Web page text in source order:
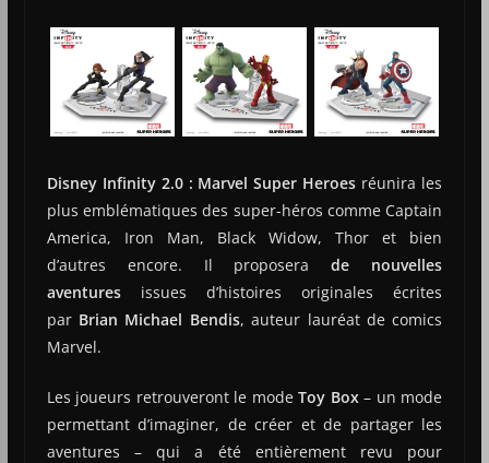
Disney Infinity 2.0 : Marvel Super Heroes réunira les
plus emblématiques des super-héros comme Captain
America, Iron Man, Black Widow, Thor et bien
d’autres encore. Il
proposerade nouvelles
aventuresissues d’histoires originales écrites
par Brian Michael Bendis, auteur lauréat de comics
Marvel.
Les joueurs retrouveront le modeToy Box– un mode
permettant d’imaginer, de créer et de partager les
aventures – qui a été entièrement revu pour